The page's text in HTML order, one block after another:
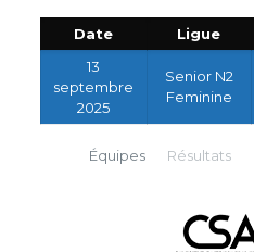
Date Ligue
13
septembre
2025
Senior N2
Feminine
Équipes Résultats